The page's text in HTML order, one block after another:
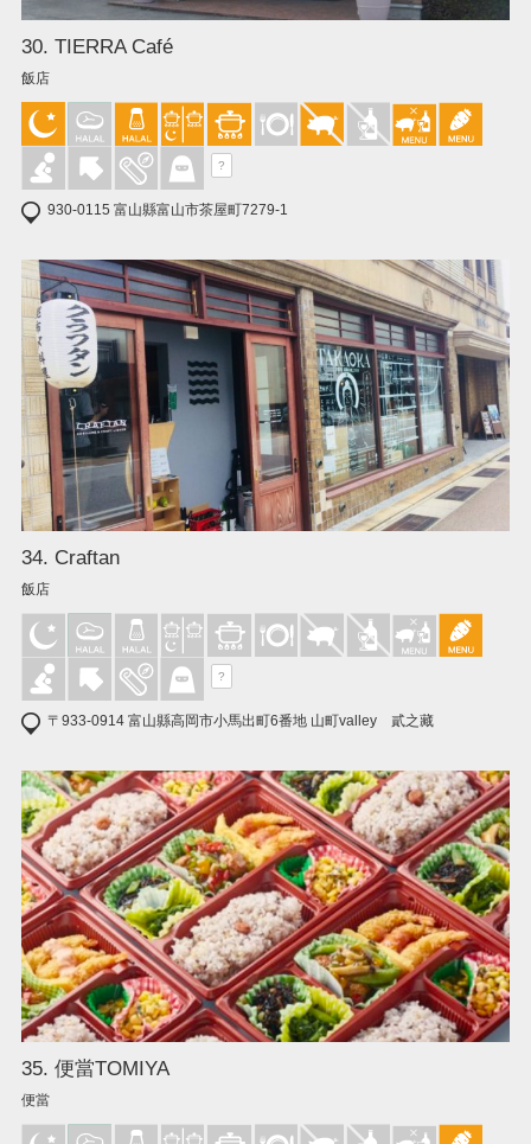
30. TIERRA Café
飯店
?
930-0115 富山縣富山市茶屋町7279-1
34. Craftan
飯店
?
〒933-0914 富山縣高岡市小馬出町6番地 山町valley 貳之藏
35. 便當TOMIYA
便當